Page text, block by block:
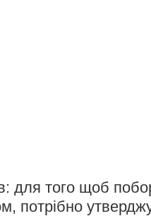
для того щоб
потрібно